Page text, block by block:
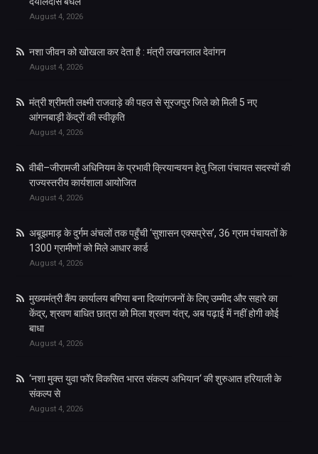
August 4, 2026
नशा जीवन को खोखला कर देता है : मंत्री लखनलाल देवांगन
August 4, 2026
मंत्री श्रीमती लक्ष्मी राजवाड़े की पहल से सूरजपुर जिले को मिली 5 नए
आंगनबाड़ी केंद्रों की स्वीकृति
August 4, 2026
वीबी–जीरामजी अधिनियम के प्रभावी क्रियान्वयन हेतु जिला पंचायत सदस्यों की
राज्यस्तरीय कार्यशाला आयोजित
August 4, 2026
अबूझमाड़ के दुर्गम अंचलों तक पहुँची ‘सुशासन एक्सप्रेस’, 36 ग्राम पंचायतों के
1300 ग्रामीणों को मिले आधार कार्ड
August 4, 2026
मुख्यमंत्री कैंप कार्यालय बगिया बना दिव्यांगजनों के लिए उम्मीद और सहारे का
केंद्र, श्रवण बाधित छात्रा को मिला श्रवण यंत्र, अब पढ़ाई में नहीं होगी कोई
बाधा
August 4, 2026
‘नशा मुक्त युवा फॉर विकसित भारत संकल्प अभियान‘ की शुरुआत हरियाली के
संकल्प से
August 4, 2026